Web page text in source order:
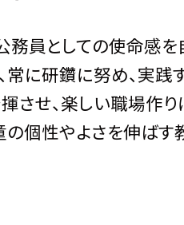
務員としての使命感を
常に研鑽に努め、実践
させ、楽しい職場作
の個性やよさを伸ばす